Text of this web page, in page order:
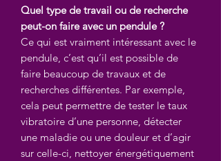
Quel type de travail ou de recherche
peut-on faire avec un pendule ?
Ce qui est vraiment intéressant avec le
pendule, c’est qu’il est possible de
faire beaucoup de travaux et de
recherches différentes. Par exemple,
cela peut permettre de tester le taux
vibratoire d’une personne, détecter
une maladie ou une douleur et d’agir
sur celle-ci, nettoyer énergétiquement